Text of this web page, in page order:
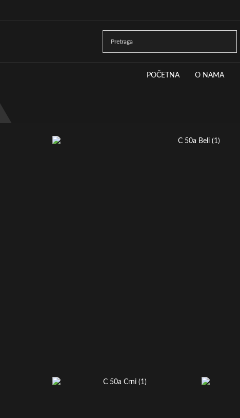
POČETNA O NAMA